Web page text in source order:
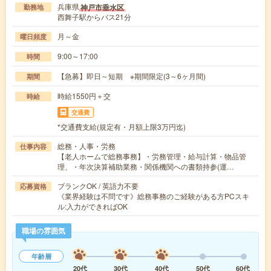
勤務地 兵庫県神戸市垂水区
西舞子駅からバス21分
曜日頻度 月～金
時間 9:00～17:00
期間 【急募】即日～短期 ※期間限定(3～6ヶ月間)
時給 時給1550円＋交
交通費
*交通費支給(規定有・月額上限3万円迄)
仕事内容
総務・人事・労務
【老人ホームで総務事務】・労務管理・給与計算・物品管
理、・年次決算補助業務・関係機関への書類持参(運…
応募資格
ブランクOK / 英語力不要
《業界経験は不問です》総務事務のご経験がある方PCスキ
ル:入力ができればOK
職場の雰囲気
年齢層
20代
30代 40代 50代 60代